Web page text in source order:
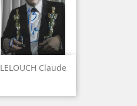
LELOUCH Claude